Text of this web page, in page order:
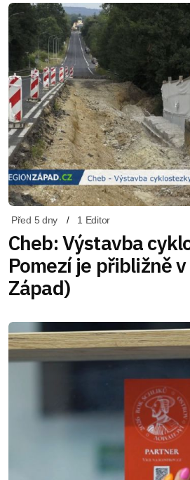
Před 5 dny 1 Editor
Cheb: Výstavba
Pomezí je přibližně
Západ)